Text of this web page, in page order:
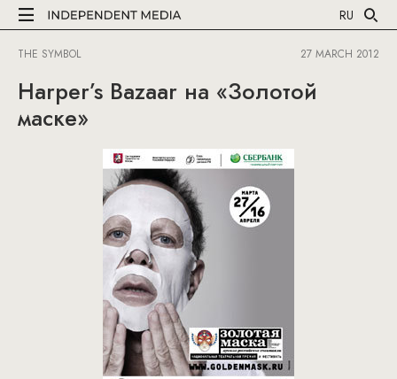
RU
THE SYMBOL 27 MARCH 2012
Harper’s Bazaar на «Золотой
маске»